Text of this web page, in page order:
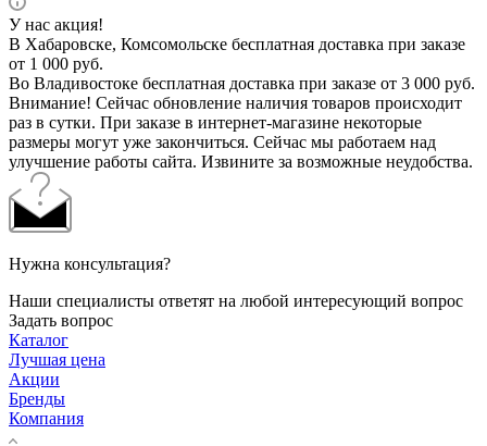
У нас акция!
В Хабаровске, Комсомольске бесплатная доставка при заказе
от 1 000 руб.
Во Владивостоке бесплатная доставка при заказе от 3 000 руб.
Внимание! Сейчас обновление наличия товаров происходит
раз в сутки. При заказе в интернет-магазине некоторые
размеры могут уже закончиться. Сейчас мы работаем над
улучшение работы сайта. Извините за возможные неудобства.
Нужна консультация?
Наши специалисты ответят на любой интересующий вопрос
Задать вопрос
Каталог
Лучшая цена
Акции
Бренды
Компания